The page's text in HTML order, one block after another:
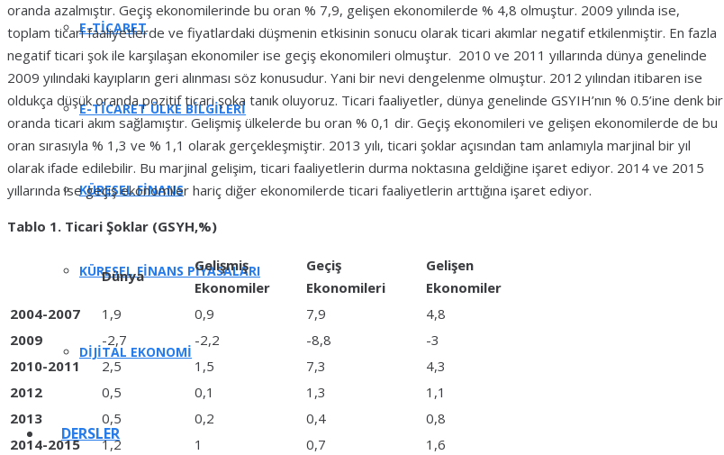
E-TICARET
E-TICARET ÜLKE BILGILERI
KÜRESEL FINANS
KÜRESEL FINANS PIYASALARI
DIJITAL EKONOMI
DERSLER
oranda azalmıştır. Geçiş ekonomilerinde bu oran % 7,9, gelişen ekonomilerde % 4,8 olmuştur. 2009 yılında ise,
toplam ticari faaliyetlerde ve fiyatlardaki düşmenin etkisinin sonucu olarak ticari akımlar negatif etkilenmiştir. En fazla
negatif ticari şok ile karşılaşan ekonomiler ise geçiş ekonomileri olmuştur. 2010 ve 2011 yıllarında dünya genelinde
2009 yılındaki kayıpların geri alınması söz konusudur. Yani bir nevi dengelenme olmuştur. 2012 yılından itibaren ise
oldukça düşük oranda pozitif ticari şoka tanık oluyoruz. Ticari faaliyetler, dünya genelinde GSYIH’nın % 0.5’ine denk bir
oranda ticari akım sağlamıştır. Gelişmiş ülkelerde bu oran % 0,1 dir. Geçiş ekonomileri ve gelişen ekonomilerde de bu
oran sırasıyla % 1,3 ve % 1,1 olarak gerçekleşmiştir. 2013 yılı, ticari şoklar açısından tam anlamıyla marjinal bir yıl
olarak ifade edilebilir. Bu marjinal gelişim, ticari faaliyetlerin durma noktasına geldiğine işaret ediyor. 2014 ve 2015
yıllarında ise geçiş ekonomiler hariç diğer ekonomilerde ticari faaliyetlerin arttığına işaret ediyor.
Tablo 1. Ticari Şoklar (GSYH,%)
Dünya
Gelişmiş
Ekonomiler
Geçiş
Ekonomileri
Gelişen
Ekonomiler
2004-2007
1,9 0,9 7,9
4,8
2009
-2,7 -2,2 -8,8
-3
2010-2011
2,5 1,5 7,3
4,3
2012
0,5 0,1 1,3
1,1
2013
0,5 0,2 0,4
0,8
2014-2015
1,2 1 0,7 1,6